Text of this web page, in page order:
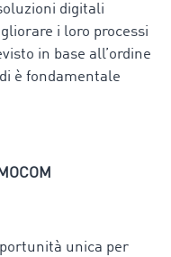
digitali
i loro processi
in base all’ordine
è fondamentale
unica per